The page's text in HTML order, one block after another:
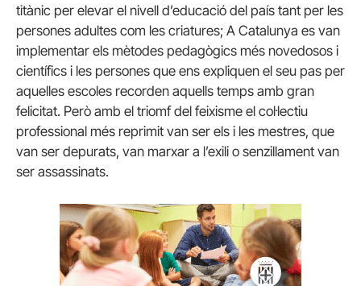
titànic per elevar el nivell d’educació del país tant per les
persones adultes com les criatures; A Catalunya es van
implementar els mètodes pedagògics més novedosos i
científics i les persones que ens expliquen el seu pas per
aquelles escoles recorden aquells temps amb gran
felicitat. Però amb el triomf del feixisme el col·lectiu
professional més reprimit van ser els i les mestres, que
van ser depurats, van marxar a l’exili o senzillament van
ser assassinats.